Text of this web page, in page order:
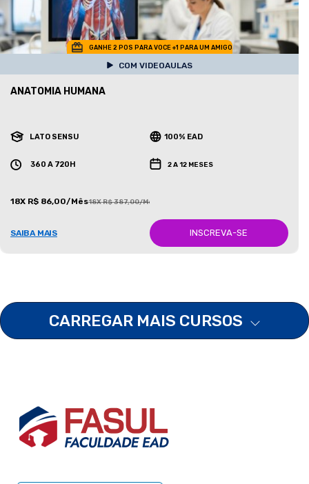
GANHE 2 POS PARA VOCE +1 PARA UM AMIGO
COM VIDEOAULAS
ANATOMIA HUMANA
LATO SENSU 100% EAD
360 A 720H 2 A 12 MESES
18X R$ 86,00/Mês18X R$ 387,00/Mês
SAIBA MAIS INSCREVA-SE
CARREGAR MAIS CURSOS